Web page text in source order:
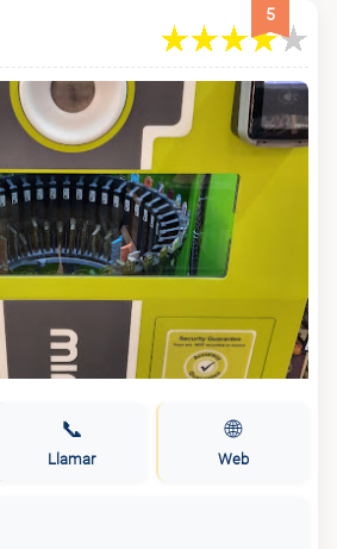
5
📞
Llamar
🌐
Web